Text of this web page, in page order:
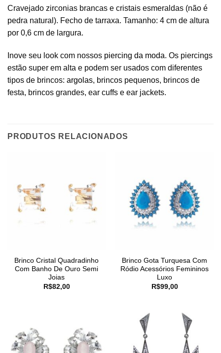
Cravejado zirconias brancas e cristais esmeraldas (não é
pedra natural). Fecho de tarraxa. Tamanho: 4 cm de altura
por 0,6 cm de largura.
Inove seu look com nossos piercing da moda. Os piercings
estão super em alta e podem ser usados com diferentes
tipos de brincos: argolas, brincos pequenos, brincos de
festa, brincos grandes, ear cuffs e ear jackets.
PRODUTOS RELACIONADOS
Brinco Cristal Quadradinho
Com Banho De Ouro Semi
Joias
R$82,00
Brinco Gota Turquesa Com
Ródio Acessórios Femininos
Luxo
R$99,00